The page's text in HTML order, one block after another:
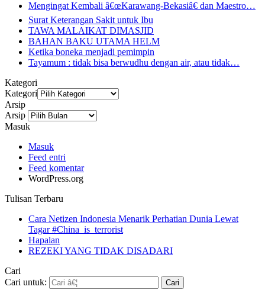
Mengingat Kembali â€œKarawang-Bekasiâ€ dan Maestro…
Surat Keterangan Sakit untuk Ibu
TAWA MALAIKAT DIMASJID
BAHAN BAKU UTAMA HELM
Ketika boneka menjadi pemimpin
Tayamum : tidak bisa berwudhu dengan air, atau tidak…
Kategori
Kategori
Arsip
Arsip
Masuk
Masuk
Feed entri
Feed komentar
WordPress.org
Tulisan Terbaru
Cara Netizen Indonesia Menarik Perhatian Dunia Lewat
Tagar #China_is_terrorist
Hapalan
REZEKI YANG TIDAK DISADARI
Cari
Cari untuk: